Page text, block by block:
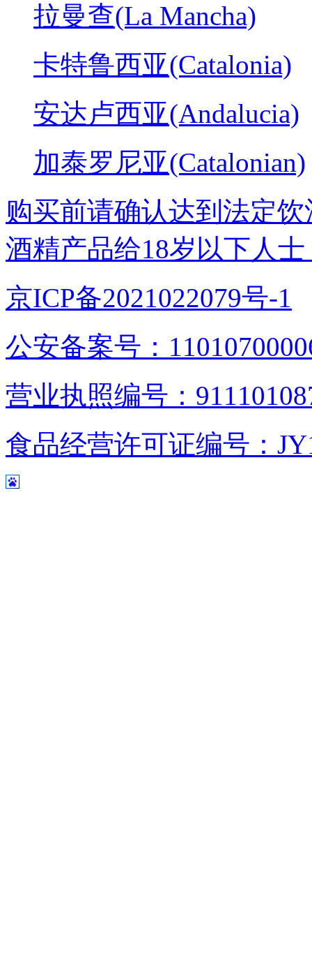
拉曼查(La Mancha)
卡特鲁西亚(Catalonia)
安达卢西亚(Andalucia)
加泰罗尼亚(Catalonian)
购买前请确认达到法定
酒精产品给18岁以下人士
京ICP备2021022079号-1
公安备案号：
营业执照编号：
食品经营许可证编号：